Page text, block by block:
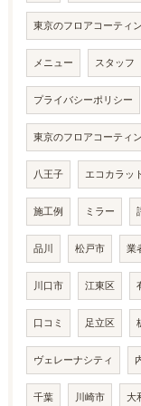
東京のフロアコーティ
メニュー スタッフ
プライバシーポリシー
東京のフロアコーティ
八王子 エコカラッ
施工例 ミラー
品川 松戸市 業
川口市 江東区
口コミ 足立区
ヴェレーナシティ
千葉 川崎市 大